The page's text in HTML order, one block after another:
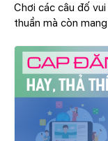
Chơi các câu đố
thuần mà còn